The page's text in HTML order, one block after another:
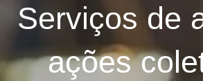
Serviços de
ações